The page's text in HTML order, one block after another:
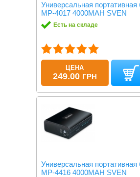
Универсальная портативная
MP-4017 4000MAH SVEN
Есть на складе
ЦЕНА
249.00 ГРН
Универсальная портативная
MP-4416 4000MAH SVEN